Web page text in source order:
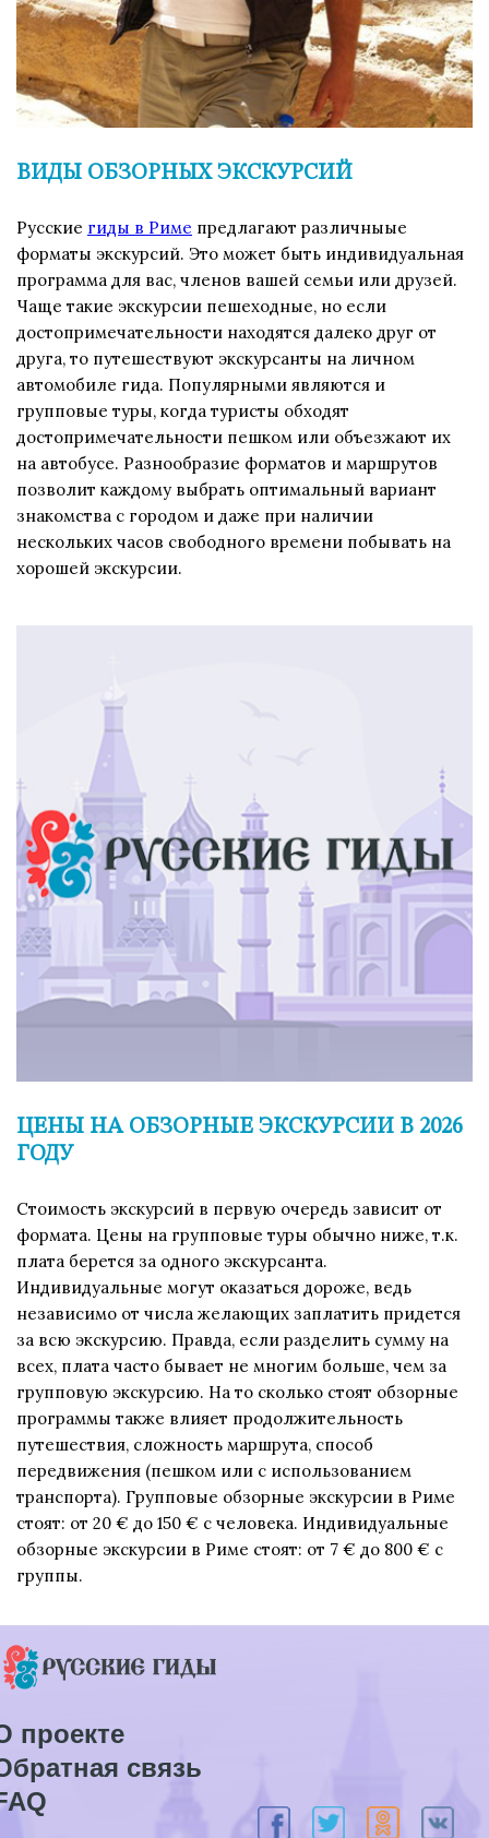
ВИДЫ ОБЗОРНЫХ ЭКСКУРСИЙ
Русские гиды в Риме предлагают различныые
форматы экскурсий. Это может быть индивидуальная
программа для вас, членов вашей семьи или друзей.
Чаще такие экскурсии пешеходные, но если
достопримечательности находятся далеко друг от
друга, то путешествуют экскурсанты на личном
автомобиле гида. Популярными являются и
групповые туры, когда туристы обходят
достопримечательности пешком или объезжают их
на автобусе. Разнообразие форматов и маршрутов
позволит каждому выбрать оптимальный вариант
знакомства с городом и даже при наличии
нескольких часов свободного времени побывать на
хорошей экскурсии.
ЦЕНЫ НА ОБЗОРНЫЕ ЭКСКУРСИИ В 2026
ГОДУ
Стоимость экскурсий в первую очередь зависит от
формата. Цены на групповые туры обычно ниже, т.к.
плата берется за одного экскурсанта.
Индивидуальные могут оказаться дороже, ведь
независимо от числа желающих заплатить придется
за всю экскурсию. Правда, если разделить сумму на
всех, плата часто бывает не многим больше, чем за
групповую экскурсию. На то сколько стоят обзорные
программы также влияет продолжительность
путешествия, сложность маршрута, способ
передвижения (пешком или с использованием
транспорта). Групповые обзорные экскурсии в Риме
стоят: от 20 € до 150 € с человека. Индивидуальные
обзорные экскурсии в Риме стоят: от 7 € до 800 € с
группы.
проекте
связь